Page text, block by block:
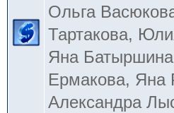
Ольга
Тартакова,
Яна
Ермакова, Яна
Александра